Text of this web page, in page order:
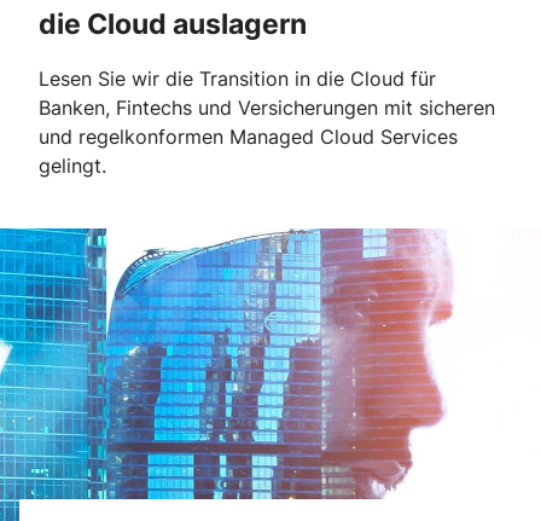
die Cloud auslagern
Lesen Sie wir die Transition in die Cloud für
Banken, Fintechs und Versicherungen mit sicheren
und regelkonformen Managed Cloud Services
gelingt.